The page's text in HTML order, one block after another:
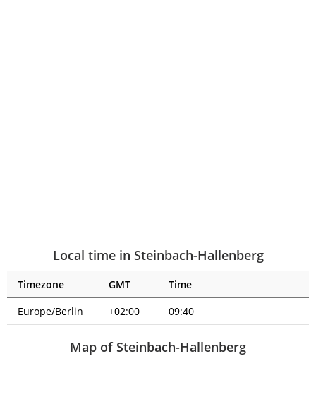
Local time in Steinbach-Hallenberg
Timezone GMT
Time
Europe/Berlin
+02:00 09:40
Map of Steinbach-Hallenberg